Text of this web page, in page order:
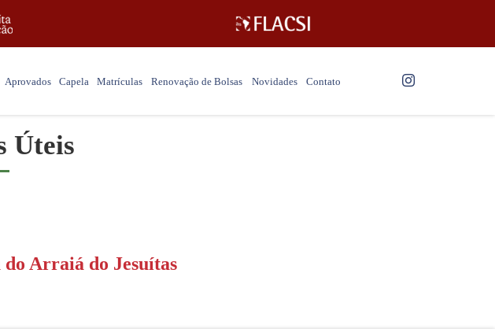
Aprovados Capela Matrículas Renovação de Bolsas Novidades Contato
Úteis
Arraiá do Jesuítas